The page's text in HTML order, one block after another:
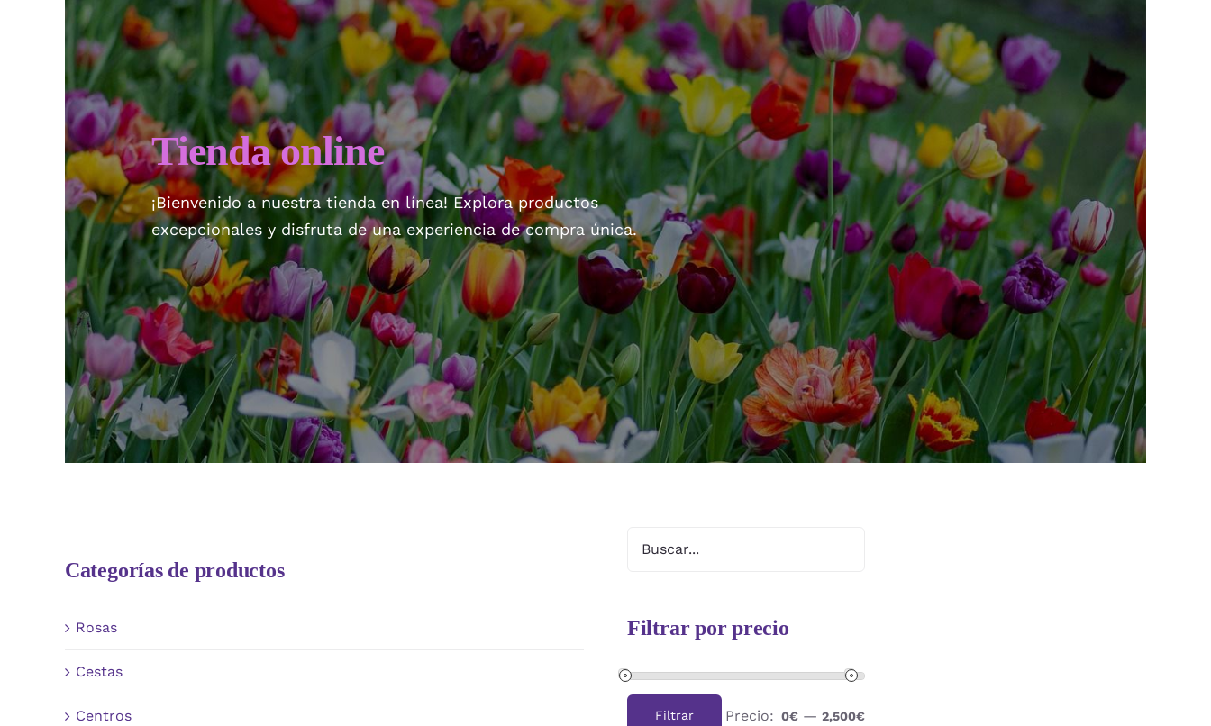
Tienda online
¡Bienvenido a nuestra tienda en línea! Explora productos
excepcionales y disfruta de una experiencia de compra única.
Categorías de productos
Rosas
Cestas
Centros
Filtrar por precio
Filtrar Precio: 0€ —2,500€